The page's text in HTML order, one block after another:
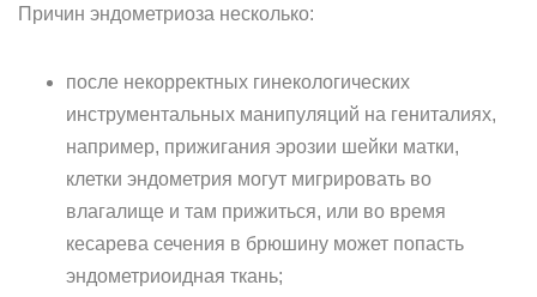
Причин эндометриоза несколько:
после некорректных гинекологических
инструментальных манипуляций на гениталиях,
например, прижигания эрозии шейки матки,
клетки эндометрия могут мигрировать во
влагалище и там прижиться, или во время
кесарева сечения в брюшину может попасть
эндометриоидная ткань;